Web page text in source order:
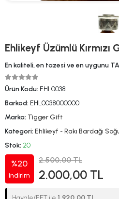
Ehlikeyf Üzümlü Kırmızı
En kaliteli, en tazesi ve en uygunu
Ürün Kodu: EHL0038
Barkod: EHL0038000000
Marka: Tigger Gift
Kategori: Ehlikeyf - Rakı Bardağı
Stok: 20
%20
indirim
2.500,00 TL
2.000,00 TL